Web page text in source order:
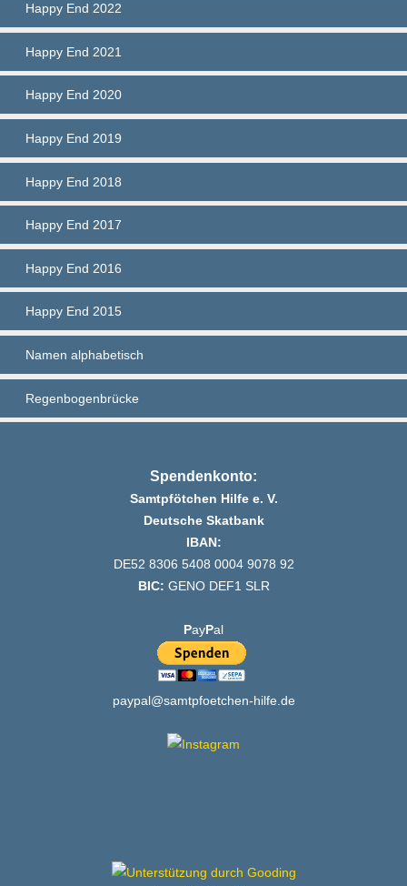
Happy End 2022
Happy End 2021
Happy End 2020
Happy End 2019
Happy End 2018
Happy End 2017
Happy End 2016
Happy End 2015
Namen alphabetisch
Regenbogenbrücke
Spendenkonto:
Samtpfötchen Hilfe e. V.
Deutsche Skatbank
IBAN:
DE52 8306 5408 0004 9078 92
BIC: GENO DEF1 SLR
PayPal
paypal@samtpfoetchen-hilfe.de